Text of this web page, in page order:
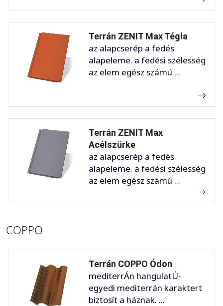
Terrán ZENIT Max Tégla
az alapcserép a fedés
alapeleme. a fedési szélesség
az elem egész számú ...
Terrán ZENIT Max
Acélszürke
az alapcserép a fedés
alapeleme. a fedési szélesség
az elem egész számú ...
COPPO
Terrán COPPO Ódon
mediterrÁn hangulatÚ-
egyedi mediterrán karaktert
biztosít a háznak. ...